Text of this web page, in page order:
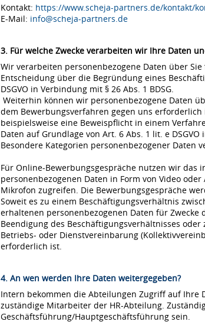
Kontakt: https://www.scheja-partners.de/kontakt/
E-Mail: info@scheja-partners.de
3. Für welche Zwecke verarbeiten wir Ihre Daten
Wir verarbeiten personenbezogene Daten über
Entscheidung über die Begründung eines
DSGVO in Verbindung mit § 26 Abs. 1 BDSG.
Weiterhin können wir personenbezogene Daten
dem Bewerbungsverfahren gegen uns erforderlich
beispielsweise eine Beweispflicht in einem
Daten auf Grundlage von Art. 6 Abs. 1 lit. e DSGVO
Besondere Kategorien personenbezogener Daten
Für Online-Bewerbungsgespräche nutzen wir das
personenbezogenen Daten in Form von Video
Mikrofon zugreifen. Die Bewerbungsgespräche
Soweit es zu einem Beschäftigungsverhältnis
erhaltenen personenbezogenen Daten für
Beendigung des Beschäftigungsverhältnisses
Betriebs- oder Dienstvereinbarung
erforderlich ist.
4. An wen werden Ihre Daten weitergegeben?
Intern bekommen die Abteilungen Zugriff auf Ihre
zuständige Mitarbeiter der HR-Abteilung.
Geschäftsführung/Hauptgeschäftsführung sein.